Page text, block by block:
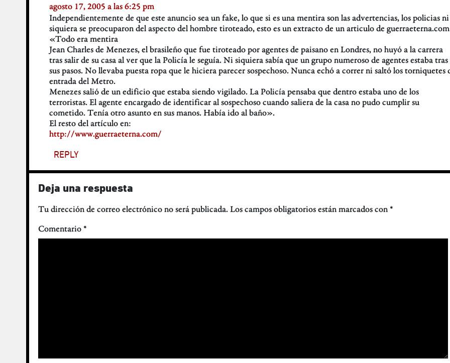
agosto 17, 2005 a las 6:25 pm
Independientemente de que este anuncio sea un fake, lo que si es una mentira son las advertencias, los policias ni
siquiera se preocuparon del aspecto del hombre tiroteado, esto es un extracto de un articulo de
«Todo era mentira
Jean Charles de Menezes, el brasileño que fue tiroteado por agentes de paisano en Londres, no huyó a la carrera
tras salir de su casa al ver que la Policía le seguía. Ni siquiera sabía que un grupo numeroso de agentes estaba tras
sus pasos. No llevaba puesta ropa que le hiciera parecer sospechoso. Nunca echó a correr ni saltó los torniquetes
entrada del Metro.
Menezes salió de un edificio que estaba siendo vigilado. La Policía pensaba que dentro estaba uno de los
terroristas. El agente encargado de identificar al sospechoso cuando saliera de la casa no pudo cumplir su
cometido. Tenía otro asunto en sus manos. Había ido al baño».
El resto del artículo en:
http://www.guerraeterna.com/
REPLY
Deja una respuesta
Tu dirección de correo electrónico no será publicada.Los campos obligatorios están marcados con*
Comentario*